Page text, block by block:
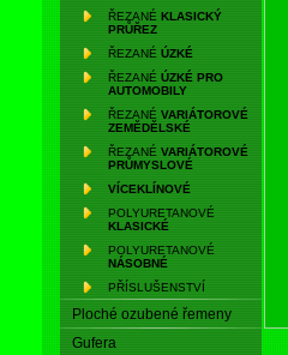
ŘEZANÉ KLASICKÝ
PRŮŘEZ
ŘEZANÉ ÚZKÉ
ŘEZANÉ ÚZKÉ PRO
AUTOMOBILY
ŘEZANÉ VARIÁTOROVÉ
ZEMĚDĚLSKÉ
ŘEZANÉ VARIÁTOROVÉ
PRŮMYSLOVÉ
VÍCEKLÍNOVÉ
POLYURETANOVÉ
KLASICKÉ
POLYURETANOVÉ
NÁSOBNÉ
PŘÍSLUŠENSTVÍ
Ploché ozubené řemeny
Gufera